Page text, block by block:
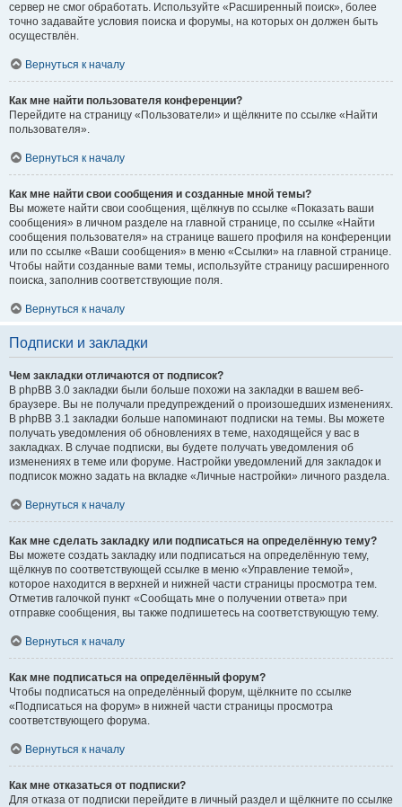
сервер не смог обработать. Используйте «Расширенный поиск», более
точно задавайте условия поиска и форумы, на которых он должен быть
осуществлён.
Вернуться к началу
Как мне найти пользователя конференции?
Перейдите на страницу «Пользователи» и щёлкните по ссылке «Найти
пользователя».
Вернуться к началу
Как мне найти свои сообщения и созданные мной темы?
Вы можете найти свои сообщения, щёлкнув по ссылке «Показать ваши
сообщения» в личном разделе на главной странице, по ссылке «Найти
сообщения пользователя» на странице вашего профиля на конференции
или по ссылке «Ваши сообщения» в меню «Ссылки» на главной странице.
Чтобы найти созданные вами темы, используйте страницу расширенного
поиска, заполнив соответствующие поля.
Вернуться к началу
Подписки и закладки
Чем закладки отличаются от подписок?
В phpBB 3.0 закладки были больше похожи на закладки в вашем веб-
браузере. Вы не получали предупреждений о произошедших изменениях.
В phpBB 3.1 закладки больше напоминают подписки на темы. Вы можете
получать уведомления об обновлениях в теме, находящейся у вас в
закладках. В случае подписки, вы будете получать уведомления об
изменениях в теме или форуме. Настройки уведомлений для закладок и
подписок можно задать на вкладке «Личные настройки» личного раздела.
Вернуться к началу
Как мне сделать закладку или подписаться на определённую тему?
Вы можете создать закладку или подписаться на определённую тему,
щёлкнув по соответствующей ссылке в меню «Управление темой»,
которое находится в верхней и нижней части страницы просмотра тем.
Отметив галочкой пункт «Сообщать мне о получении ответа» при
отправке сообщения, вы также подпишетесь на соответствующую тему.
Вернуться к началу
Как мне подписаться на определённый форум?
Чтобы подписаться на определённый форум, щёлкните по ссылке
«Подписаться на форум» в нижней части страницы просмотра
соответствующего форума.
Вернуться к началу
Как мне отказаться от подписки?
Для отказа от подписки перейдите в личный раздел и щёлкните по ссылке